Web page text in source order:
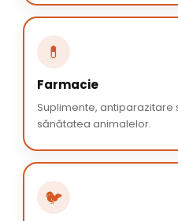
💊
Farmacie
Suplimente, antiparazitare
sănătatea animalelor.
🐦